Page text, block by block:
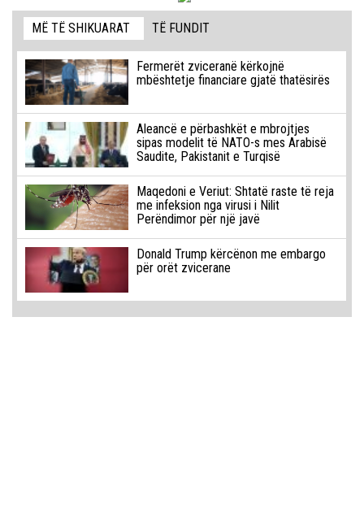
MË TË SHIKUARAT TË FUNDIT
Fermerët zviceranë kërkojnë
mbështetje financiare gjatë thatësirës
Aleancë e përbashkët e mbrojtjes
sipas modelit të NATO-s mes Arabisë
Saudite, Pakistanit e Turqisë
Maqedoni e Veriut: Shtatë raste të reja
me infeksion nga virusi i Nilit
Perëndimor për një javë
Donald Trump kërcënon me embargo
për orët zvicerane